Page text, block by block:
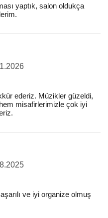
yaptık, salon oldukça
ederiz. Müzikler güzeldi,
misafirlerimizle çok iyi
ve iyi organize olmuş